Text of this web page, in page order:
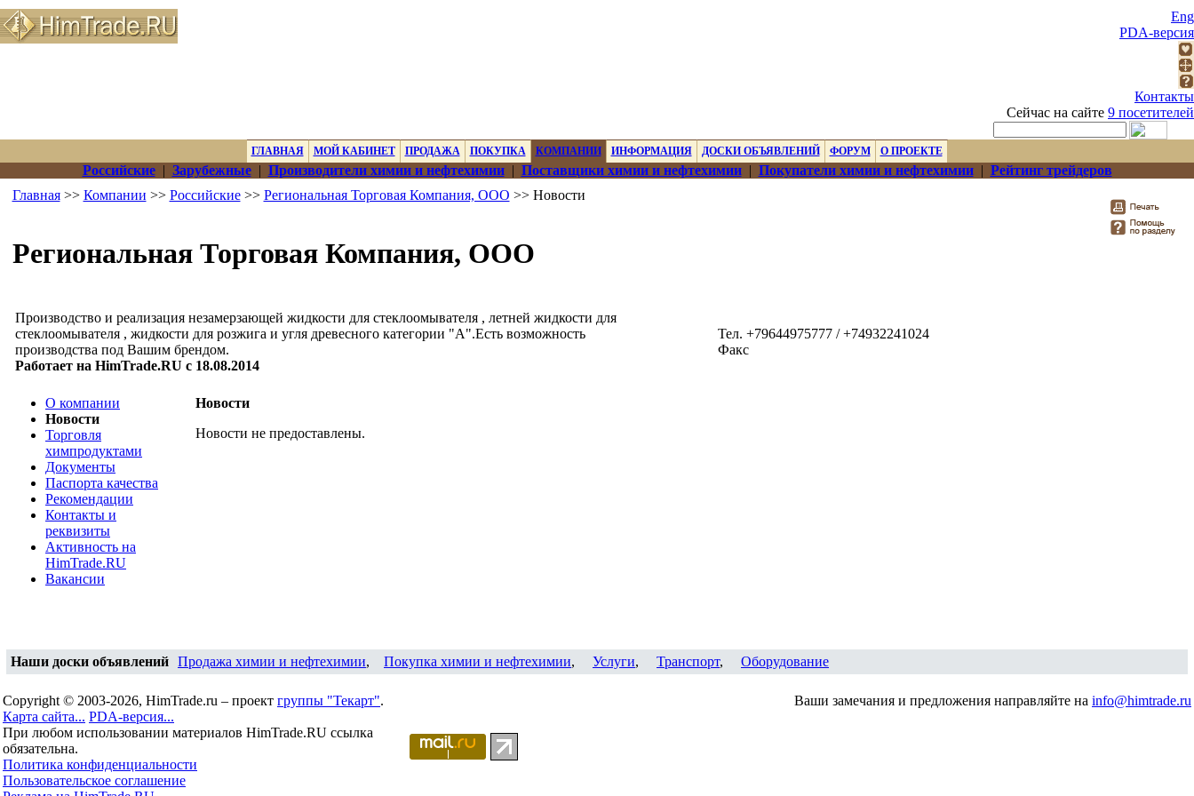
Eng
PDA-версия
Контакты
Сейчас на сайте 9 посетителей
ГЛАВНАЯ МОЙ КАБИНЕТ ПРОДАЖА ПОКУПКА КОМПАНИИ ИНФОРМАЦИЯ ДОСКИ ОБЪЯВЛЕНИЙ ФОРУМ О ПРОЕКТЕ
Российские| Зарубежные| Производители химии и нефтехимии| Поставщики химии и нефтехимии| Покупатели химии и нефтехимии| Рейтинг трейдеров
Главная>> Компании >> Российские>> Региональная Торговая Компания, ООО >> Новости
Региональная Торговая Компания, ООО
Производство и реализация незамерзающей жидкости для стеклоомывателя , летней жидкости для
стеклоомывателя , жидкости для розжига и угля древесного категории "А".Есть возможность
производства под Вашим брендом.
Работает на HimTrade.RU с 18.08.2014
Тел. +79644975777 / +74932241024
Факс
О компании
Новости
Торговля
химпродуктами
Документы
Паспорта качества
Рекомендации
Контакты и
реквизиты
Активность на
HimTrade.RU
Вакансии
Новости
Новости не предоставлены.
Наши доски объявлений Продажа химии и нефтехимии, Покупка химии и нефтехимии, Услуги, Транспорт, Оборудование
Copyright © 2003-2026, HimTrade.ru – проект группы "Текарт".
Карта сайта... PDA-версия...
При любом использовании материалов HimTrade.RU ссылка
обязательна.
Политика конфиденциальности
Пользовательское соглашение
Ваши замечания и предложения направляйте на info@himtrade.ru